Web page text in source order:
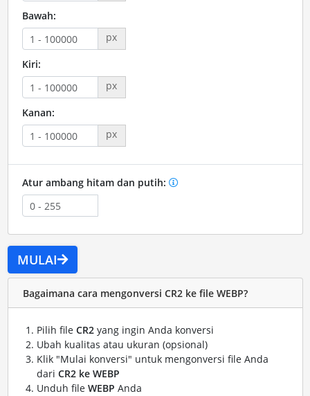
Bawah:
px
Kiri:
px
Kanan:
px
Atur ambang hitam dan putih:
MULAI
Bagaimana cara mengonversi CR2 ke file WEBP?
Pilih file CR2yang ingin Anda konversi
Ubah kualitas atau ukuran (opsional)
Klik "Mulai konversi" untuk mengonversi file Anda
dari CR2 ke WEBP
Unduh file WEBP Anda